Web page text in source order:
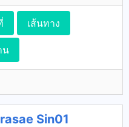
เส้นทาง
น
Sin01